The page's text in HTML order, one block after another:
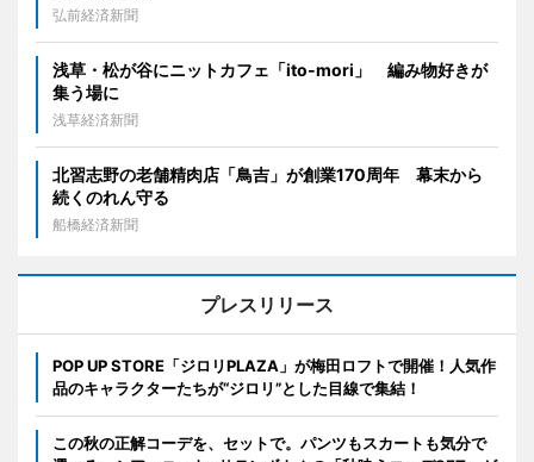
弘前経済新聞
浅草・松が谷にニットカフェ「ito-mori」 編み物好きが
集う場に
浅草経済新聞
北習志野の老舗精肉店「鳥吉」が創業170周年 幕末から
続くのれん守る
船橋経済新聞
プレスリリース
POP UP STORE「ジロリPLAZA」が梅田ロフトで開催！人気作
品のキャラクターたちが“ジロリ”とした目線で集結！
この秋の正解コーデを、セットで。パンツもスカートも気分で